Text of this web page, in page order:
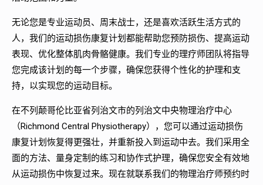
无论您是专业运动员、周末战士，还是喜欢活跃生活方式的
人，我们的运动损伤康复计划都能帮助您预防损伤、提高运动
表现、优化整体肌肉骨骼健康。我们专业的理疗师团队将指导
您完成该计划的每一个步骤，确保您获得个性化的护理和支
持，以实现您的运动目标。
在不列颠哥伦比亚省列治文市的列治文中央物理治疗中心
（Richmond Central Physiotherapy），您可以通过运动损伤
康复计划恢复得更强壮，并重新投入到运动中去。我们采用全
面的方法、量身定制的练习和协作式护理，确保您安全有效地
从运动损伤中恢复过来。现在就联系我们的物理治疗师预约时